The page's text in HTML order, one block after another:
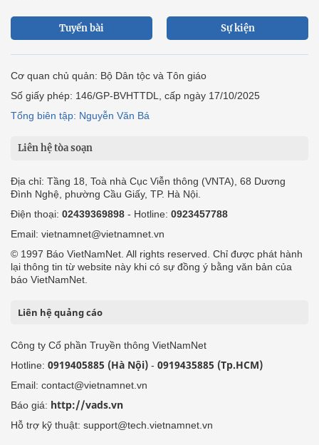
Tuyến bài Sự kiện
Cơ quan chủ quản: Bộ Dân tộc và Tôn giáo
Số giấy phép: 146/GP-BVHTTDL, cấp ngày 17/10/2025
Tổng biên tập: Nguyễn Văn Bá
Liên hệ tòa soạn
Địa chỉ: Tầng 18, Toà nhà Cục Viễn thông (VNTA), 68 Dương
Đình Nghệ, phường Cầu Giấy, TP. Hà Nội.
Điện thoại: 02439369898 - Hotline: 0923457788
Email: vietnamnet@vietnamnet.vn
© 1997 Báo VietNamNet. All rights reserved. Chỉ được phát hành
lại thông tin từ website này khi có sự đồng ý bằng văn bản của
báo VietNamNet.
Liên hệ quảng cáo
Công ty Cổ phần Truyền thông VietNamNet
Hotline: 0919405885 (Hà Nội) - 0919435885 (Tp.HCM)
Email: contact@vietnamnet.vn
Báo giá: http://vads.vn
Hỗ trợ kỹ thuật: support@tech.vietnamnet.vn